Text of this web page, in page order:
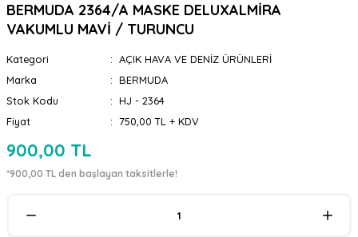
BERMUDA 2364/A MASKE DELUXALMİRA
VAKUMLU MAVİ / TURUNCU
Kategori
AÇIK HAVA VE DENİZ ÜRÜNLERİ
Marka
BERMUDA
Stok Kodu
HJ - 2364
Fiyat
750,00 TL + KDV
900,00 TL
*900,00 TL den başlayan taksitlerle!